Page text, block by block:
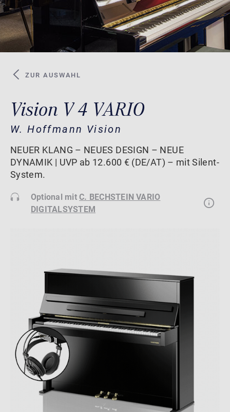
ZUR AUSWAHL
Vision V 4 VARIO
W. Hoffmann Vision
NEUER KLANG – NEUES DESIGN – NEUE
DYNAMIK | UVP ab 12.600 € (DE/AT) – mit Silent-
System.
Optional mitC. BECHSTEIN VARIO
DIGITALSYSTEM